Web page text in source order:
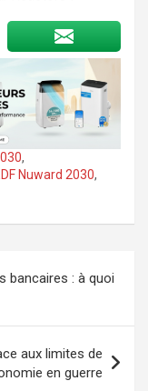
,
Nuward 2030,
bancaires : à quoi
aux limites de
en guerre